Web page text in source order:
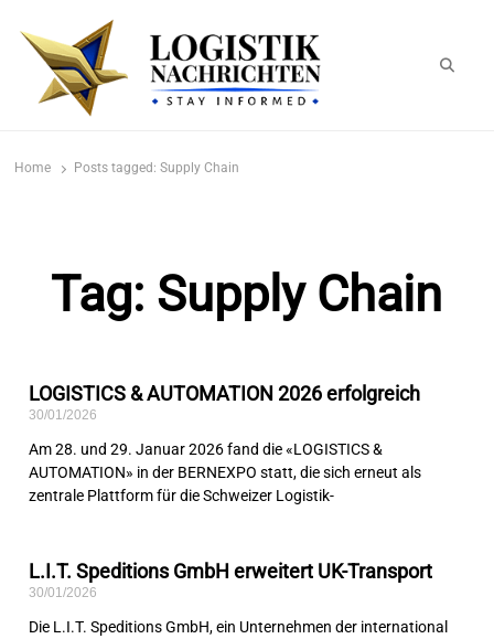
Home Posts tagged:Supply Chain
Tag: Supply Chain
LOGISTICS & AUTOMATION 2026 erfolgreich
30/01/2026
Am 28. und 29. Januar 2026 fand die «LOGISTICS &
AUTOMATION» in der BERNEXPO statt, die sich erneut als
zentrale Plattform für die Schweizer Logistik-
L.I.T. Speditions GmbH erweitert UK-Transport
30/01/2026
Die L.I.T. Speditions GmbH, ein Unternehmen der international